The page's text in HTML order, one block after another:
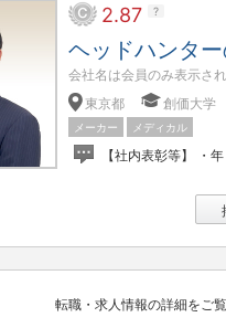
2.87 ?
ヘッドハンタ
会社名は会員のみ表示さ
東京都
創価大学
メーカー メディカル
転職・求人情報の詳細をご